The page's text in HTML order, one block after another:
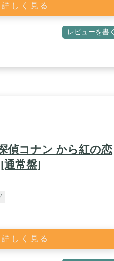
しく見る
レビューを書
偵コナン から紅の恋
通常盤]
しく見る